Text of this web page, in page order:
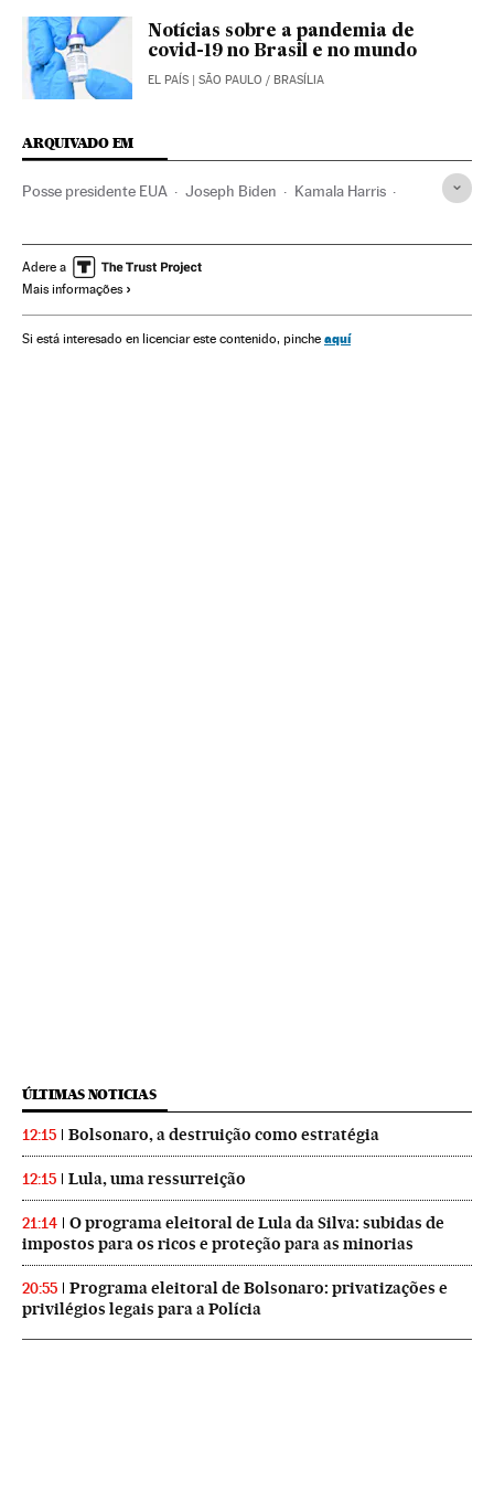
Notícias sobre a pandemia de
covid-19 no Brasil e no mundo
EL PAÍS | SÃO PAULO / BRASÍLIA
ARQUIVADO EM
Posse presidente EUA Joseph Biden Kamala Harris
Donald Trump Eleições EUA 2020
Eleições presidenciais
Partido Republicano EUA
Adere a
Mais informações
Si está interesado en licenciar este contenido, pinche aquí
ÚLTIMAS NOTICIAS
12:15 Bolsonaro, a destruição como estratégia
12:15 Lula, uma ressurreição
21:14
O programa eleitoral de Lula da Silva: subidas de
impostos para os ricos e proteção para as minorias
20:55
Programa eleitoral de Bolsonaro: privatizações e
privilégios legais para a Polícia